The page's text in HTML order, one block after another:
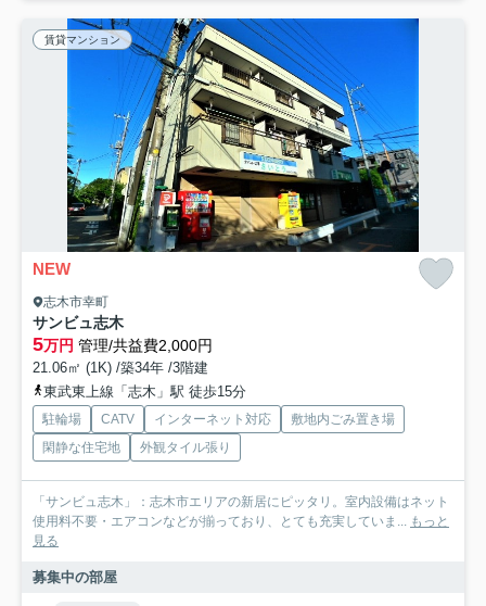
賃貸マンション
NEW
志木市幸町
サンビュ志木
5万円 管理/共益費2,000円
21.06㎡ (1K) /築34年 /3階建
東武東上線「志木」駅 徒歩15分
駐輪場 CATV インターネット対応
敷地内ごみ置き場
閑静な住宅地
外観タイル張り
「サンビュ志木」：志木市エリアの新居にピッタリ。室内設備はネット
使用料不要・エアコンなどが揃っており、とても充実していま... もっと
見る
募集中の部屋